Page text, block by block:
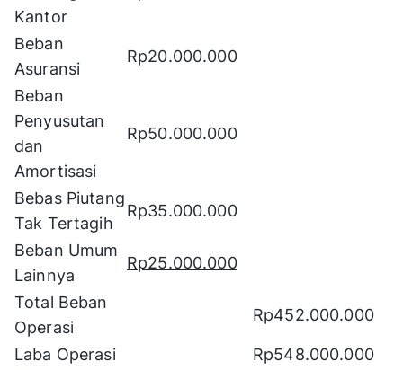
Kantor
Beban
Asuransi
Rp20.000.000
Beban
Penyusutan
dan
Amortisasi
Rp50.000.000
Bebas Piutang
Tak Tertagih
Rp35.000.000
Beban Umum
Lainnya
Rp25.000.000
Total Beban
Operasi
Rp452.000.000
Laba Operasi
Rp548.000.000